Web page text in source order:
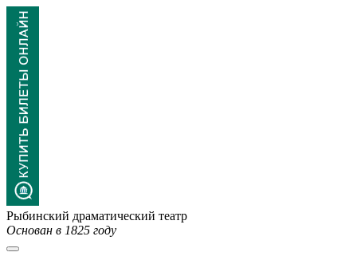
Рыбинский драматический театр
Основан в 1825 году